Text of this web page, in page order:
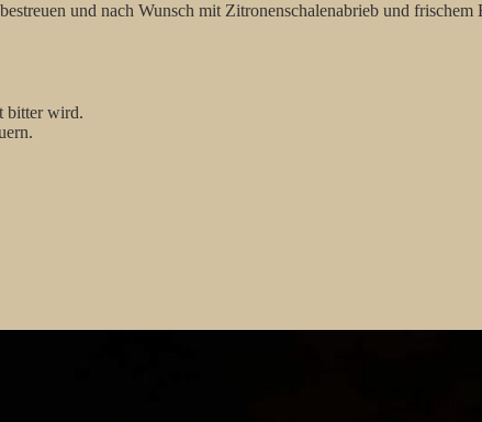
und nach Wunsch mit Zitronenschalenabrieb und
bitter wird.